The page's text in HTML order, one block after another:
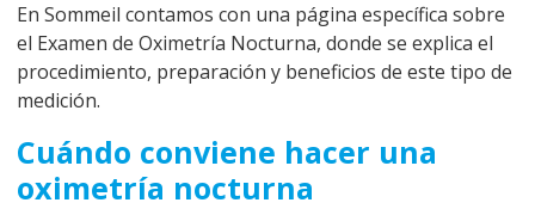
En Sommeil contamos con una página específica sobre
el Examen de Oximetría Nocturna, donde se explica el
procedimiento, preparación y beneficios de este tipo de
medición.
Cuándo conviene hacer una
oximetría nocturna